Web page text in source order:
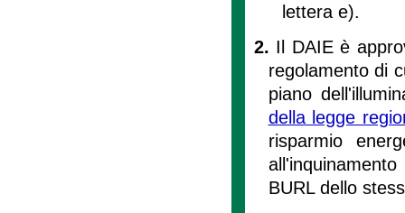
lettera e).
2. Il DAIE è
regolamento di
piano
della legge
risparmio
BURL dello